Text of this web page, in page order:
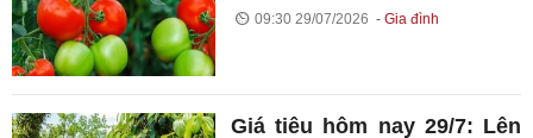
09:30 29/07/2026 Gia đình
Giá tiêu hôm nay 29/7: Lên